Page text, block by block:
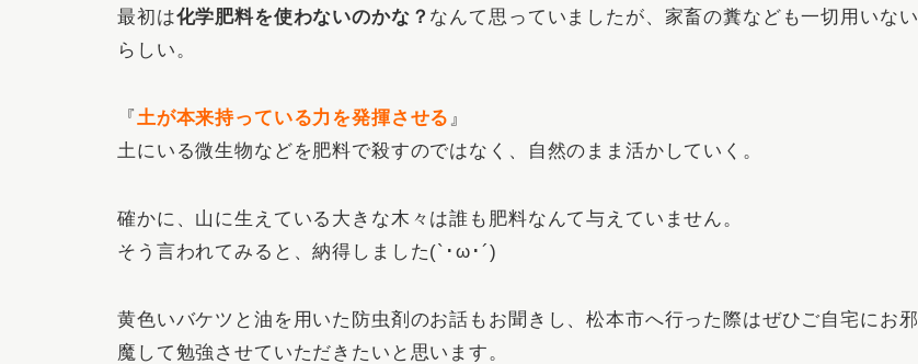
最初は化学肥料を使わないのかな？ なんて思っていましたが、家畜の糞なども一切用いない
らしい。
『 土が本来持っている力を発揮させる 』
土にいる微生物などを肥料で殺すのではなく、自然のまま活かしていく。
確かに、山に生えている大きな木々は誰も肥料なんて与えていません。
そう言われてみると、納得しました(`･ω･´)
黄色いバケツと油を用いた防虫剤のお話もお聞きし、松本市へ行った際はぜひご自宅にお邪
魔して勉強させていただきたいと思います。